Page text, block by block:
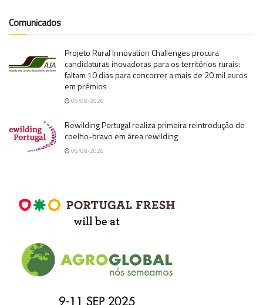
Comunicados
Projeto Rural Innovation Challenges procura
candidaturas inovadoras para os territórios rurais:
faltam 10 dias para concorrer a mais de 20 mil euros
em prémios
06/08/2026
Rewilding Portugal realiza primeira reintrodução de
coelho-bravo em área rewilding
06/08/2026